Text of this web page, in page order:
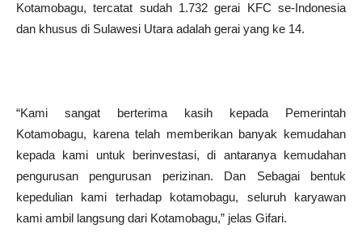
Kotamobagu, tercatat sudah 1.732 gerai KFC se-Indonesia
dan khusus di Sulawesi Utara adalah gerai yang ke 14.
“Kami sangat berterima kasih kepada Pemerintah
Kotamobagu, karena telah memberikan banyak kemudahan
kepada kami untuk berinvestasi, di antaranya kemudahan
pengurusan pengurusan perizinan. Dan Sebagai bentuk
kepedulian kami terhadap kotamobagu, seluruh karyawan
kami ambil langsung dari Kotamobagu,” jelas Gifari.